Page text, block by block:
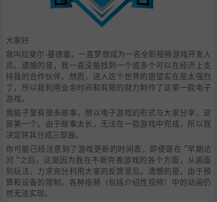
大家好
我叫拉斐尔-曼德塞，一直梦想成为一名全职视频游戏开发人
员。遗憾的是，我一直没能找到一个或多个可以在经济上支
持我的合作伙伴。然而，进入这个世界的愿望实在是太强烈
了，所以我利用业余时间和有限的财力制作了这第一款电子
游戏。
我脑子里有很多故事，想以电子游戏的形式与大家分享，这
是第一个。由于故事太长，无法在一款游戏中完成，所以我
决定将其分成三部曲。
你可能已经注意到了游戏更新的时间表，即使是在 "早期访
问 "之后。这是因为我在不断完善游戏的各个方面，从画面
到玩法，力求充分利用大家的反馈意见。遗憾的是，由于预
算和设备的限制，各种视频（包括介绍性视频）中的动画仍
然无法实现。